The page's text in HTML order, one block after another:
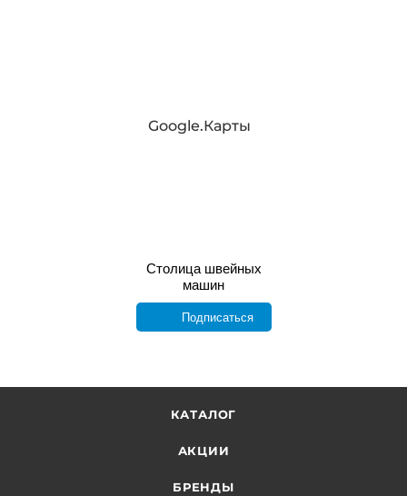
Google.Карты
Столица швейных
машин
Подписаться
КАТАЛОГ
АКЦИИ
БРЕНДЫ